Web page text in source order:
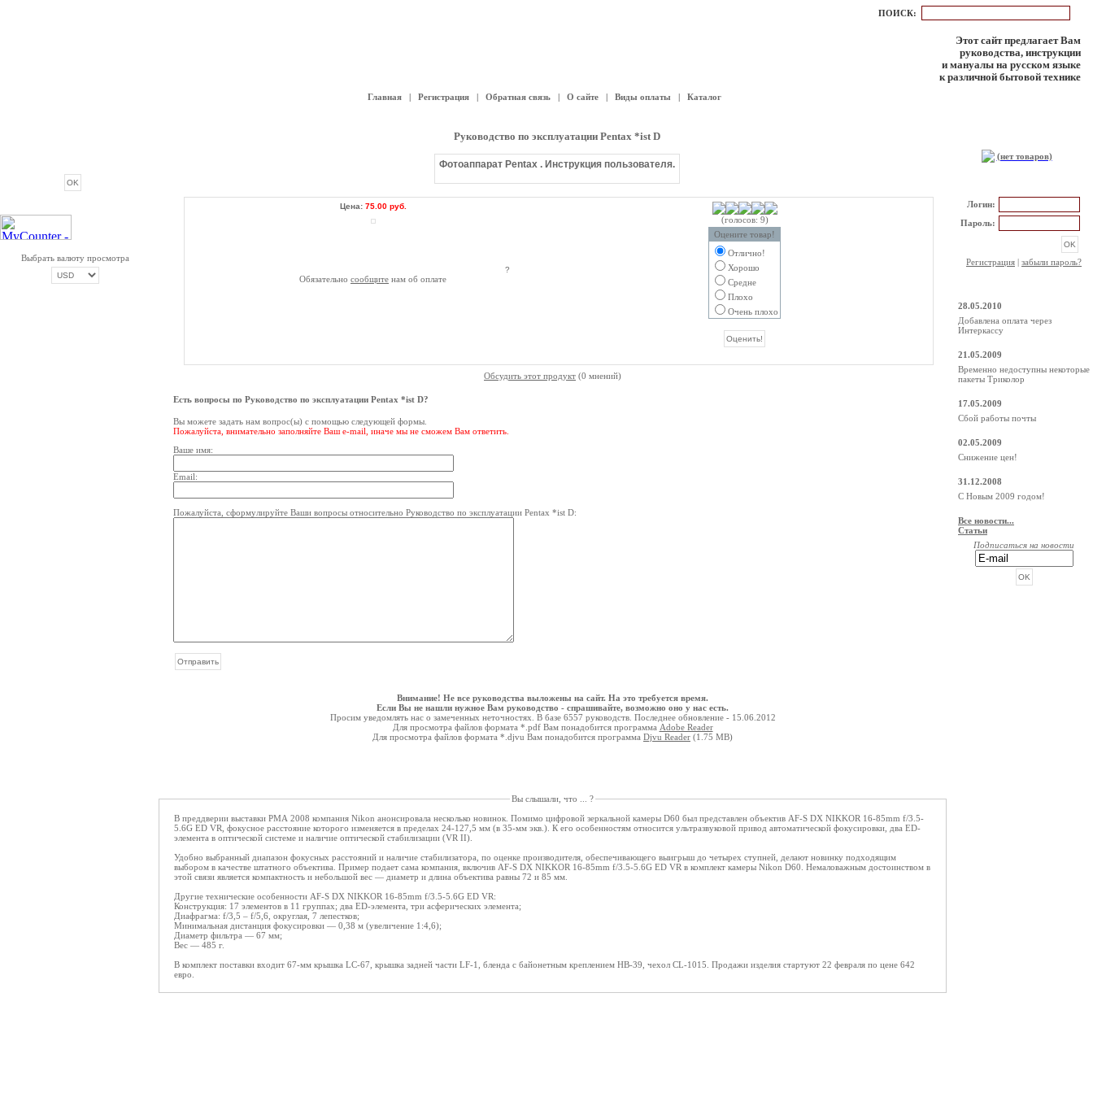
ПОИСК:
Этот сайт предлагает Вам
руководства, инструкции
и мануалы на русском языке
к различной бытовой технике
Главная| Регистрация| Обратная связь| О сайте| Виды оплаты | Каталог
Выбрать валюту просмотра
Руководство по эксплуатации Pentax *ist D
Фотоаппарат Pentax . Инструкция пользователя.
Цена: 75.00 руб.
?
Обязательно сообщите нам об оплате
(голосов: 9)
Оцените товар!
Отлично!
Хорошо
Средне
Плохо
Очень плохо
Обсудить этот продукт (0 мнений)
Есть вопросы по Руководство по эксплуатации Pentax *ist D?
Вы можете задать нам вопрос(ы) с помощью следующей формы.
Пожалуйста, внимательно заполняйте Ваш e-mail, иначе мы не сможем Вам ответить.
Ваше имя:
Email:
Пожалуйста, сформулируйте Ваши вопросы относительно Руководство по эксплуатации Pentax *ist D:
Внимание! Не все руководства выложены на сайт. На это требуется время.
Если Вы не нашли нужное Вам руководство - спрашивайте, возможно оно у нас есть.
Просим уведомлять нас о замеченных неточностях. В базе 6557 руководств. Последнее обновление - 15.06.2012
Для просмотра файлов формата *.pdf Вам понадобится программа Adobe Reader
Для просмотра файлов формата *.djvu Вам понадобится программа Djvu Reader (1.75 MB)
Вы слышали, что ... ?
В преддверии выставки PMA 2008 компания Nikon анонсировала несколько новинок. Помимо цифровой зеркальной камеры D60 был представлен объектив AF-S DX NIKKOR 16-85mm f/3.5-
5.6G ED VR, фокусное расстояние которого изменяется в пределах 24-127,5 мм (в 35-мм экв.). К его особенностям относится ультразвуковой привод автоматической фокусировки, два ED-
элемента в оптической системе и наличие оптической стабилизации (VR II).
Удобно выбранный диапазон фокусных расстояний и наличие стабилизатора, по оценке производителя, обеспечивающего выигрыш до четырех ступней, делают новинку подходящим
выбором в качестве штатного объектива. Пример подает сама компания, включив AF-S DX NIKKOR 16-85mm f/3.5-5.6G ED VR в комплект камеры Nikon D60. Немаловажным достоинством в
этой связи является компактность и небольшой вес — диаметр и длина объектива равны 72 и 85 мм.
Другие технические особенности AF-S DX NIKKOR 16-85mm f/3.5-5.6G ED VR:
Конструкция: 17 элементов в 11 группах; два ED-элемента, три асферических элемента;
Диафрагма: f/3,5 – f/5,6, округлая, 7 лепестков;
Минимальная дистанция фокусировки — 0,38 м (увеличение 1:4,6);
Диаметр фильтра — 67 мм;
Вес — 485 г.
В комплект поставки входит 67-мм крышка LC-67, крышка задней части LF-1, бленда с байонетным креплением HB-39, чехол CL-1015. Продажи изделия стартуют 22 февраля по цене 642
евро.
(нет товаров)
Логин:
Пароль:
Регистрация | забыли пароль?
28.05.2010
Добавлена оплата через
Интеркассу
21.05.2009
Временно недоступны некоторые
пакеты Триколор
17.05.2009
Сбой работы почты
02.05.2009
Снижение цен!
31.12.2008
С Новым 2009 годом!
Все новости...
Статьи
Подписаться на новости